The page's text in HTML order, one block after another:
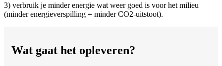
3) verbruik je minder energie wat weer goed is voor het milieu
(minder energieverspilling = minder CO2-uitstoot).
Wat gaat het opleveren?